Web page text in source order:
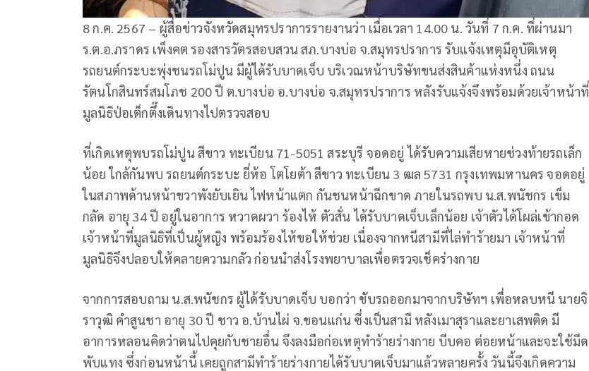
8 ก.ค. 2567 – ผู้สื่อข่าวจังหวัดสมุทรปราการรายงานว่า เมื่อเวลา 14.00 น. วันที่ 7 ก.ค. ที่ผ่านมา
ร.ต.อ.ภราดร เพ็งคต รองสารวัตรสอบสวน สภ.บางบ่อ จ.สมุทรปราการ รับแจ้งเหตุมีอุบัติเหตุ
รถยนต์กระบะพุ่งชนรถโม่ปูน มีผู้ได้รับบาดเจ็บ บริเวณหน้าบริษัทขนส่งสินค้าแห่งหนึ่ง ถนน
รัตนโกสินทร์สมโภช 200 ปี ต.บางบ่อ อ.บางบ่อ จ.สมุทรปราการ หลังรับแจ้งจึงพร้อมด้วยเจ้าหน้าที่
มูลนิธิป่อเต็กตึ๊งเดินทางไปตรวจสอบ
ที่เกิดเหตุพบรถโม่ปูน สีขาว ทะเบียน 71-5051 สระบุรี จอดอยู่ ได้รับความเสียหายช่วงท้ายรถเล็ก
น้อย ใกล้กันพบ รถยนต์กระบะ ยี่ห้อ โตโยต้า สีขาว ทะเบียน 3 ฒล 5731 กรุงเทพมหานคร จอดอยู่
ในสภาพด้านหน้าขวาพังยับเยิน ไฟหน้าแตก กันชนหน้าฉีกขาด ภายในรถพบ น.ส.พนัชกร เข็ม
กลัด อายุ 34 ปี อยู่ในอาการ หวาดผวา ร้องไห้ ตัวสั่น ได้รับบาดเจ็บเล็กน้อย เจ้าตัวได้โผล่เข้ากอด
เจ้าหน้าที่มูลนิธิที่เป็นผู้หญิง พร้อมร้องไห้ขอให้ช่วย เนื่องจากหนีสามีที่ไล่ทำร้ายมา เจ้าหน้าที่
มูลนิธิจึงปลอบให้คลายความกลัว ก่อนนำส่งโรงพยาบาลเพื่อตรวจเช็คร่างกาย
จากการสอบถาม น.ส.พนัชกร ผู้ได้รับบาดเจ็บ บอกว่า ขับรถออกมาจากบริษัทฯ เพื่อหลบหนี นายจิ
ราวุฒิ คำสูนชา อายุ 30 ปี ชาว อ.บ้านไผ่ จ.ขอนแก่น ซึ่งเป็นสามี หลังเมาสุราและยาเสพติด มี
อาการหลอนคิดว่าตนไปคุยกับชายอื่น จึงลงมือก่อเหตุทำร้ายร่างกาย บีบคอ ต่อยหน้าและจะใช้มีด
พับแทง ซึ่งก่อนหน้านี้ เคยถูกสามีทำร้ายร่างกายได้รับบาดเจ็บมาแล้วหลายครั้ง วันนี้จึงเกิดความ